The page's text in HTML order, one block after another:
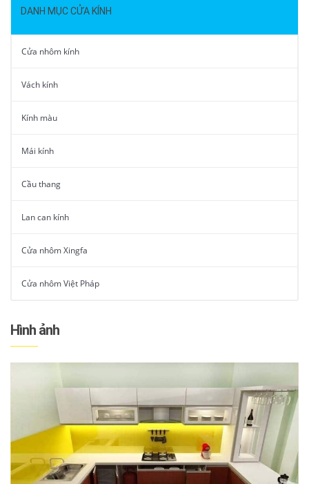
DANH MỤC CỬA KÍNH
Cửa nhôm kính
Vách kính
Kính màu
Mái kính
Cầu thang
Lan can kính
Cửa nhôm Xingfa
Cửa nhôm Việt Pháp
Hình ảnh